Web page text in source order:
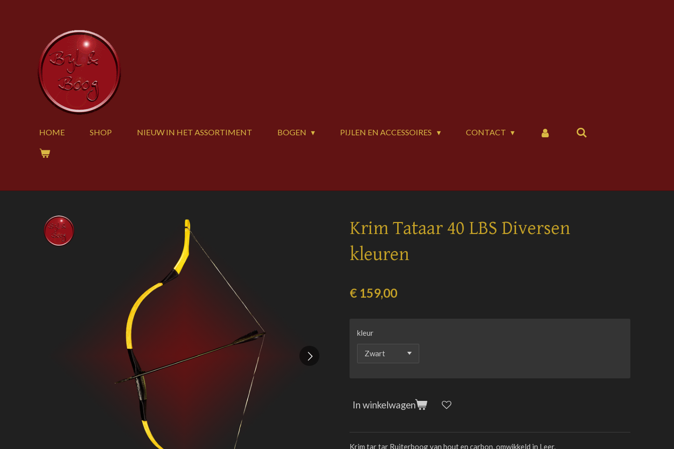
hoofdinhoud
HOME SHOP NIEUW IN HET ASSORTIMENT BOGEN PIJLEN EN ACCESSOIRES CONTACT
Krim Tataar 40 LBS Diversen
kleuren
€ 159,00
kleur
In winkelwagen
Krim tar tar Ruiterboog van hout en carbon, omwikkeld in Leer.